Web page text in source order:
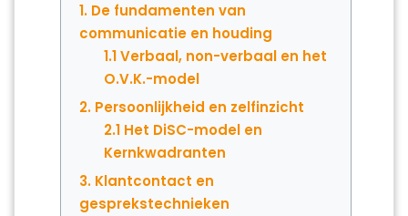
1. De fundamenten van
communicatie en houding
1.1 Verbaal, non-verbaal en het
O.V.K.-model
2. Persoonlijkheid en zelfinzicht
2.1 Het DiSC-model en
Kernkwadranten
3. Klantcontact en
gesprekstechnieken